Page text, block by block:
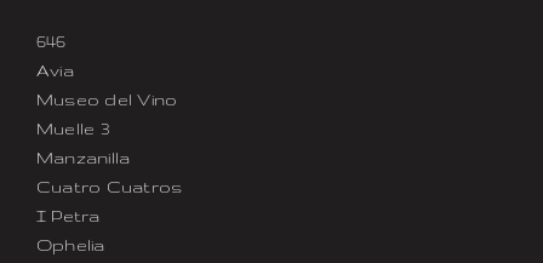
646
Avia
Museo del Vino
Muelle 3
Manzanilla
Cuatro Cuatros
I Petra
Ophelia